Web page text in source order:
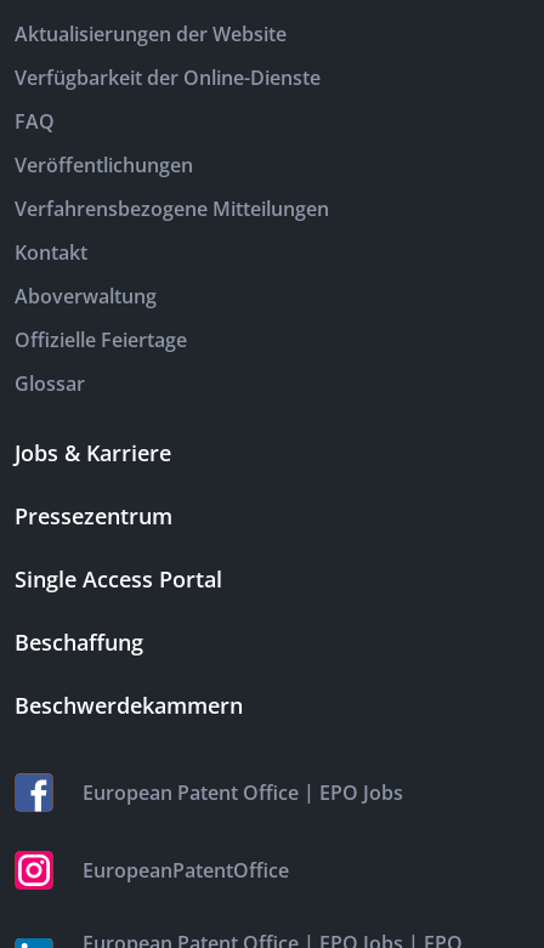
Aktualisierungen der Website
Verfügbarkeit der Online-Dienste
FAQ
Veröffentlichungen
Verfahrensbezogene Mitteilungen
Kontakt
Aboverwaltung
Offizielle Feiertage
Glossar
Jobs & Karriere
Pressezentrum
Single Access Portal
Beschaffung
Beschwerdekammern
European Patent Office | EPO Jobs
EuropeanPatentOffice
| |